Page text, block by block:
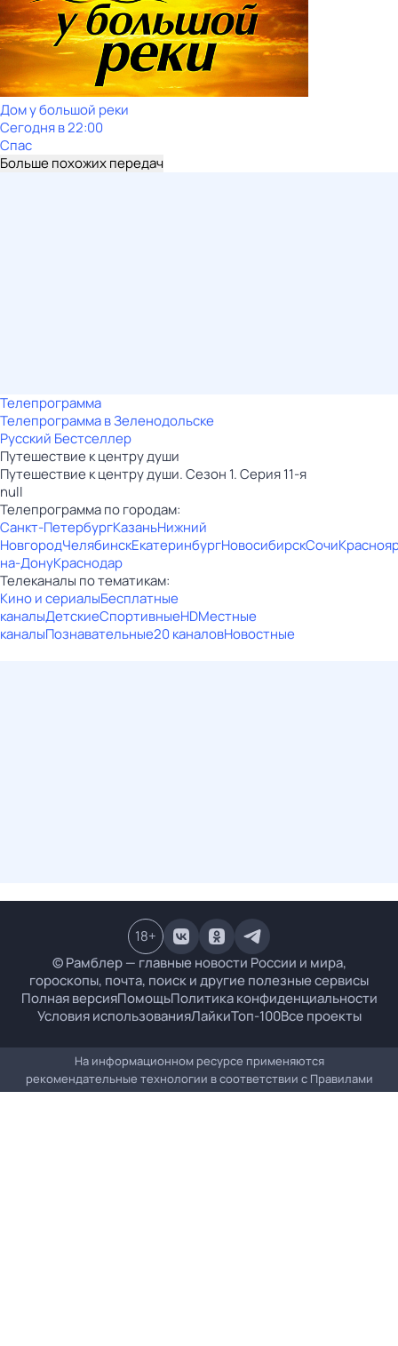
Дом у большой реки
Сегодня в 22:00
Спас
Больше похожих передач
Телепрограмма
Телепрограмма в Зеленодольске
Русский Бестселлер
Путешествие к центру души
Путешествие к центру души. Сезон 1. Серия 11-я
null
Телепрограмма по городам:
Санкт-ПетербургКазаньНижний
НовгородЧелябинскЕкатеринбургНовосибирскСочи
на-ДонуКраснодар
Телеканалы по тематикам:
Кино и сериалыБесплатные
каналыДетскиеСпортивныеHDМестные
каналыПознавательные20 каналовНовостные
© Рамблер — главные новости России и мира,
гороскопы, почта, поиск и другие полезные сервисы
Полная версияПомощьПолитика конфиденциальности
Условия использованияЛайкиТоп-100Все проекты
18+
На информационном ресурсе применяются
рекомендательные технологии в соответствии с Правилами